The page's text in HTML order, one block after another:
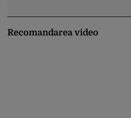
Recomandarea video